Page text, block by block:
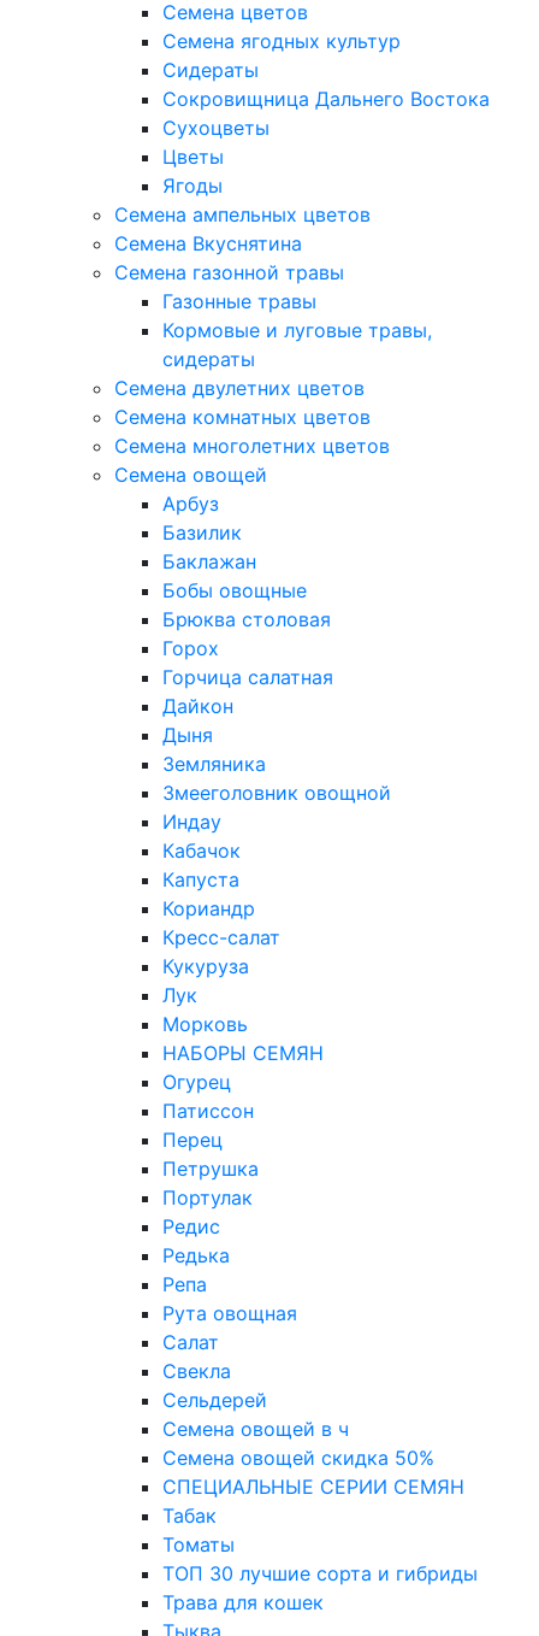
Семена цветов
Семена ягодных культур
Сидераты
Сокровищница Дальнего Востока
Сухоцветы
Цветы
Ягоды
Семена ампельных цветов
Семена Вкуснятина
Семена газонной травы
Газонные травы
Кормовые и луговые травы,
сидераты
Семена двулетних цветов
Семена комнатных цветов
Семена многолетних цветов
Семена овощей
Арбуз
Базилик
Баклажан
Бобы овощные
Брюква столовая
Горох
Горчица салатная
Дайкон
Дыня
Земляника
Змееголовник овощной
Индау
Кабачок
Капуста
Кориандр
Кресс-салат
Кукуруза
Лук
Морковь
НАБОРЫ СЕМЯН
Огурец
Патиссон
Перец
Петрушка
Портулак
Редис
Редька
Репа
Рута овощная
Салат
Свекла
Сельдерей
Семена овощей в ч
Семена овощей скидка 50%
СПЕЦИАЛЬНЫЕ СЕРИИ СЕМЯН
Табак
Томаты
ТОП 30 лучшие сорта и гибриды
Трава для кошек
Тыква